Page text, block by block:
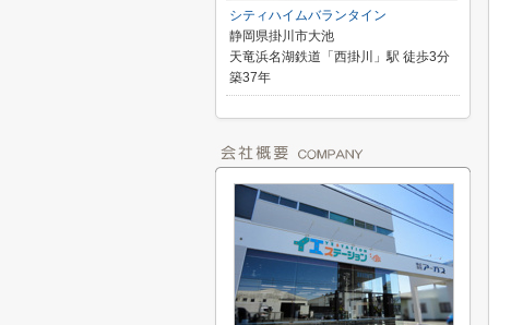
シティハイムバランタイン
静岡県掛川市大池
天竜浜名湖鉄道「西掛川」駅 徒歩3分
築37年